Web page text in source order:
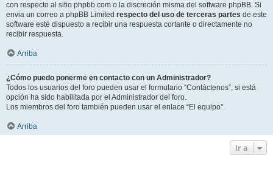
con respecto al sitio phpbb.com o la discreción misma del software phpBB. Si
envia un correo a phpBB Limited respecto del uso de terceras partes de este
software esté dispuesto a recibir una respuesta cortante o directamente no
recibir respuesta.
Arriba
¿Cómo puedo ponerme en contacto con un Administrador?
Todos los usuarios del foro pueden usar el formulario “Contáctenos”, si está
opción ha sido habilitada por el Administrador del foro.
Los miembros del foro también pueden usar el enlace “El equipo”.
Arriba
Ir a